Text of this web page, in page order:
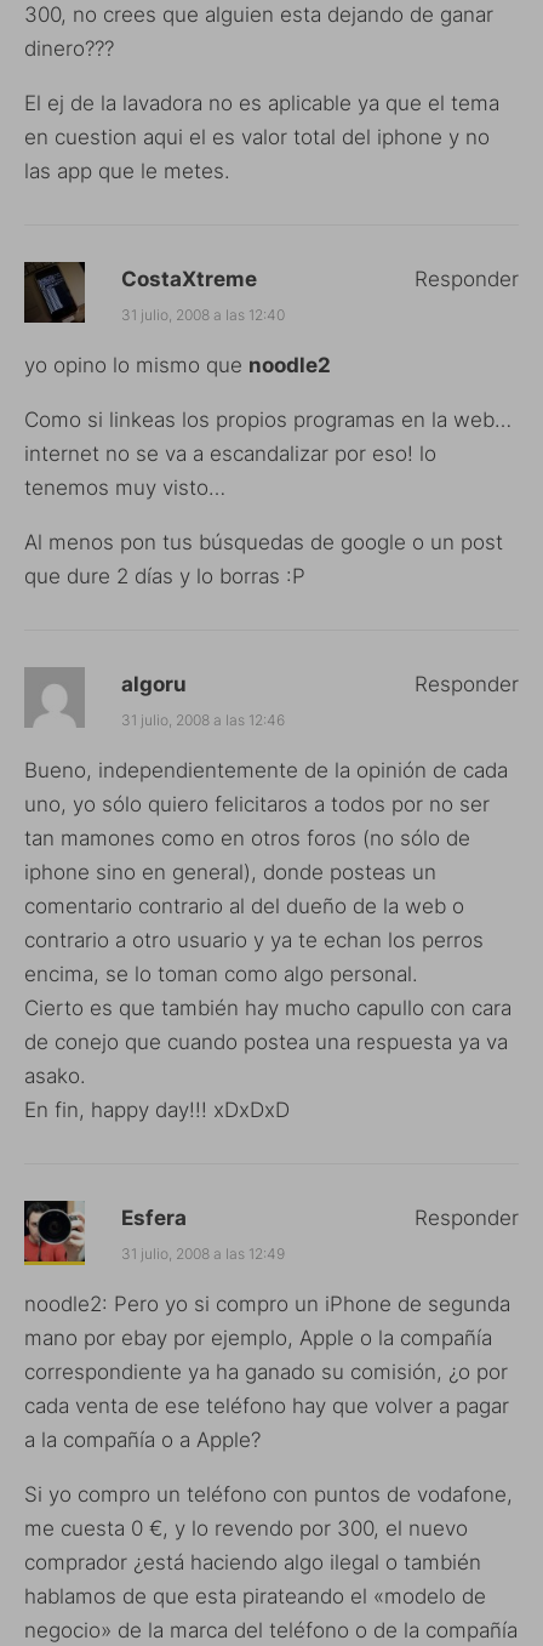
300, no crees que alguien esta dejando de ganar
dinero???
El ej de la lavadora no es aplicable ya que el tema
en cuestion aqui el es valor total del iphone y no
las app que le metes.
CostaXtreme
31 julio, 2008 a las 12:40
yo opino lo mismo que noodle2
Como si linkeas los propios programas en la web…
internet no se va a escandalizar por eso! lo
tenemos muy visto…
Al menos pon tus búsquedas de google o un post
que dure 2 días y lo borras :P
Responder
algoru
31 julio, 2008 a las 12:46
Bueno, independientemente de la opinión de cada
uno, yo sólo quiero felicitaros a todos por no ser
tan mamones como en otros foros (no sólo de
iphone sino en general), donde posteas un
comentario contrario al del dueño de la web o
contrario a otro usuario y ya te echan los perros
encima, se lo toman como algo personal.
Cierto es que también hay mucho capullo con cara
de conejo que cuando postea una respuesta ya va
asako.
En fin, happy day!!! xDxDxD
Responder
Esfera
31 julio, 2008 a las 12:49
noodle2: Pero yo si compro un iPhone de segunda
mano por ebay por ejemplo, Apple o la compañía
correspondiente ya ha ganado su comisión, ¿o por
cada venta de ese teléfono hay que volver a pagar
a la compañía o a Apple?
Si yo compro un teléfono con puntos de vodafone,
me cuesta 0 €, y lo revendo por 300, el nuevo
comprador ¿está haciendo algo ilegal o también
hablamos de que esta pirateando el «modelo de
negocio» de la marca del teléfono o de la compañía
Responder